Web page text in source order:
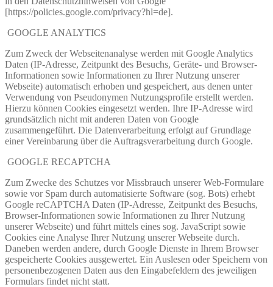
[https://policies.google.com/privacy?hl=de].
GOOGLE ANALYTICS
Zum Zweck der Webseitenanalyse werden mit Google Analytics
Daten (IP-Adresse, Zeitpunkt des Besuchs, Geräte- und Browser-
Informationen sowie Informationen zu Ihrer Nutzung unserer
Webseite) automatisch erhoben und gespeichert, aus denen unter
Verwendung von Pseudonymen Nutzungsprofile erstellt werden.
Hierzu können Cookies eingesetzt werden. Ihre IP-Adresse wird
grundsätzlich nicht mit anderen Daten von Google
zusammengeführt. Die Datenverarbeitung erfolgt auf Grundlage
einer Vereinbarung über die Auftragsverarbeitung durch Google.
GOOGLE RECAPTCHA
Zum Zwecke des Schutzes vor Missbrauch unserer Web-Formulare
sowie vor Spam durch automatisierte Software (sog. Bots) erhebt
Google reCAPTCHA Daten (IP-Adresse, Zeitpunkt des Besuchs,
Browser-Informationen sowie Informationen zu Ihrer Nutzung
unserer Webseite) und führt mittels eines sog. JavaScript sowie
Cookies eine Analyse Ihrer Nutzung unserer Webseite durch.
Daneben werden andere, durch Google Dienste in Ihrem Browser
gespeicherte Cookies ausgewertet. Ein Auslesen oder Speichern von
personenbezogenen Daten aus den Eingabefeldern des jeweiligen
Formulars findet nicht statt.